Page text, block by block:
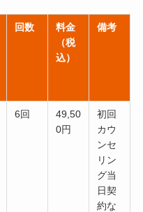
回数
料金
（税
込）
備考
6回
49,50
0円
初回
カウ
ンセ
リン
グ当
日契
約な